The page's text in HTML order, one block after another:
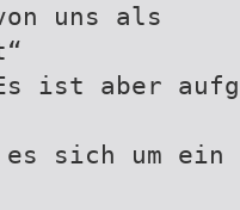
uns als
ist aber
sich um ein